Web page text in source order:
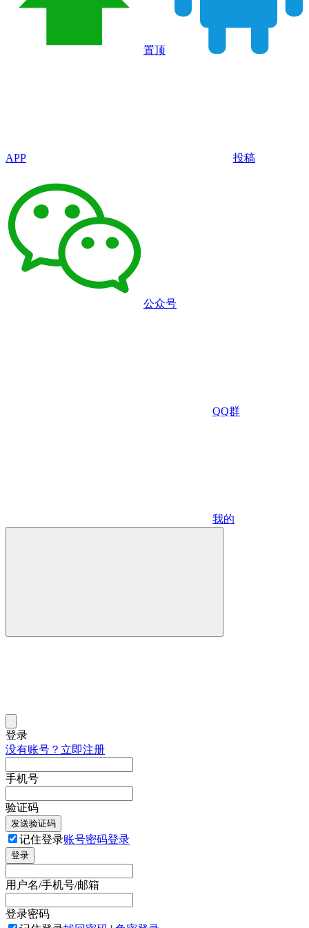
置顶
APP 投稿
公众号
QQ群
我的
登录
没有账号？立即注册
手机号
验证码
发送验证码
记住登录账号密码登录
登录
用户名/手机号/邮箱
登录密码